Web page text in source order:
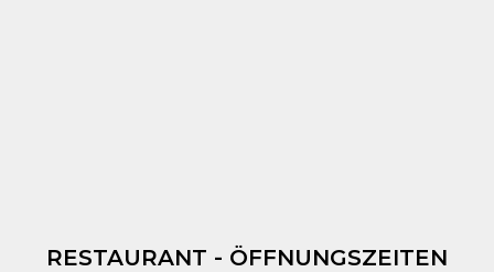
RESTAURANT - ÖFFNUNGSZEITEN